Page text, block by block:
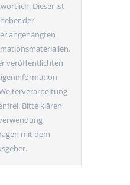
Dieser ist
der
angehängten
veröffentlichten
Bitte klären
mit dem